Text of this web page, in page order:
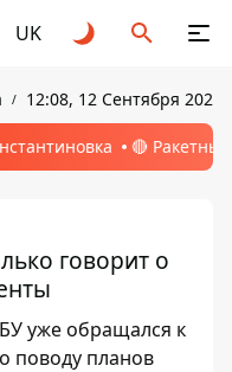
UK
12:08, 12 Сентября 2025
🔴
говорит о
уже обращался к
поводу планов